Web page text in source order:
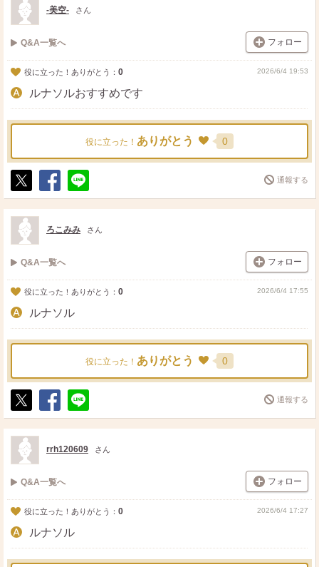
-美空- さん
Q&A一覧へ フォロー
役に立った！ありがとう： 0 2026/6/4 19:53
ルナソルおすすめです
役に立った！ ありがとう 0
ポ
ス
ト
シ
ェ
送
る
通報する
ろこみみ さん
Q&A一覧へ フォロー
役に立った！ありがとう： 0 2026/6/4 17:55
ルナソル
役に立った！ ありがとう 0
ポ
ス
ト
シ
ェ
送
る
通報する
rrh120609 さん
Q&A一覧へ フォロー
役に立った！ありがとう： 0 2026/6/4 17:27
ルナソル